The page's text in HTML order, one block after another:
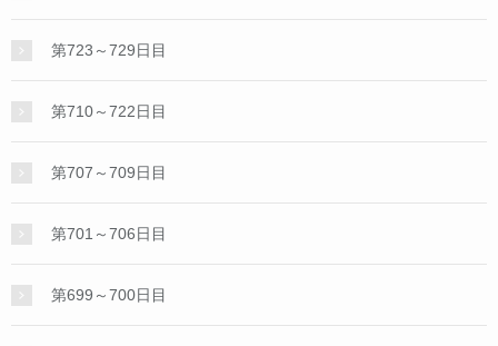
第723～729日目
第710～722日目
第707～709日目
第701～706日目
第699～700日目